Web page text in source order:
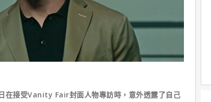
在接受Vanity Fair封面人物專訪時，意外透露了自己